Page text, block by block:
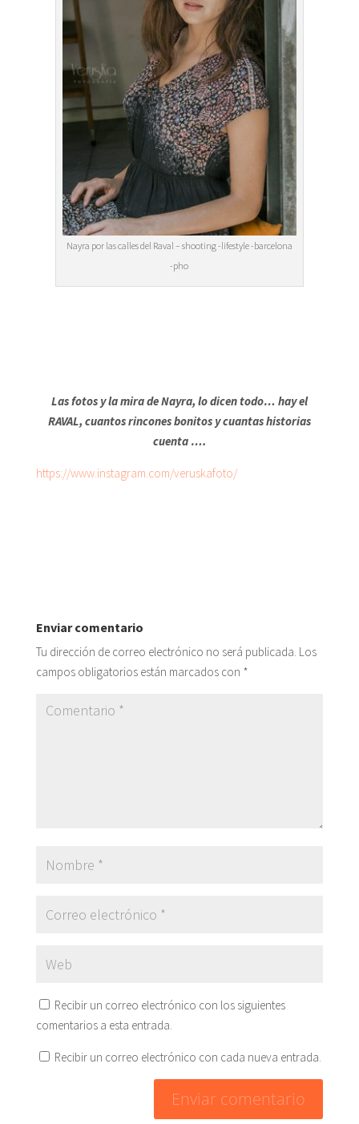
Nayra por las calles del Raval – shooting -lifestyle -barcelona
-pho
Las fotos y la mira de Nayra, lo dicen todo… hay el
RAVAL, cuantos rincones bonitos y cuantas historias
cuenta ….
https://www.instagram.com/veruskafoto/
Enviar comentario
Tu dirección de correo electrónico no será publicada. Los
campos obligatorios están marcados con *
Recibir un correo electrónico con los siguientes
comentarios a esta entrada.
Recibir un correo electrónico con cada nueva entrada.